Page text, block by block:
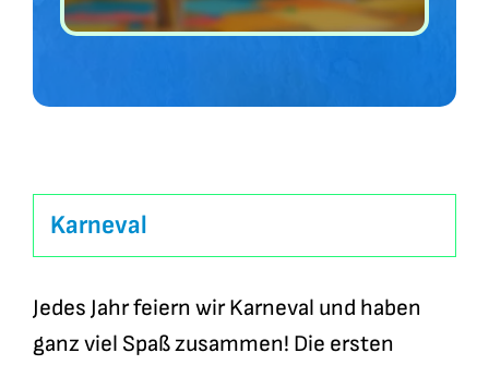
Karneval
Jedes Jahr feiern wir Karneval und haben
ganz viel Spaß zusammen! Die ersten